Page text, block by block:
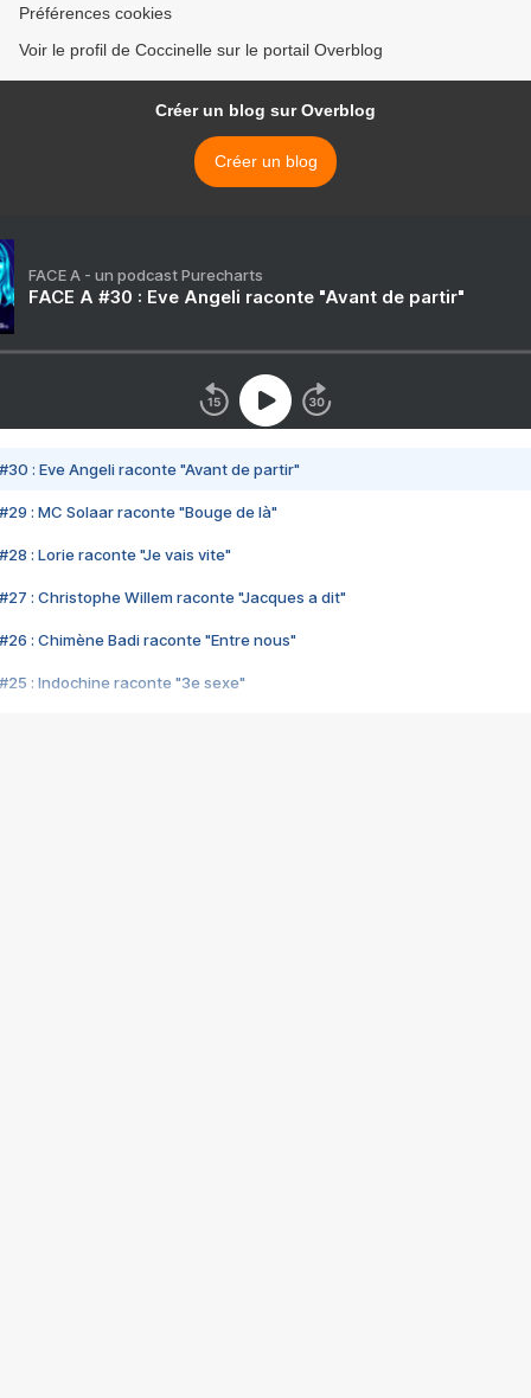
Préférences cookies
Voir le profil de Coccinelle sur le portail Overblog
Créer un blog sur Overblog
Créer un blog
FACE A - un podcast Purecharts
FACE A #30 : Eve Angeli raconte "Avant de partir"
#30 : Eve Angeli raconte "Avant de partir"
#29 : MC Solaar raconte "Bouge de là"
#28 : Lorie raconte "Je vais vite"
#27 : Christophe Willem raconte "Jacques a dit"
#26 : Chimène Badi raconte "Entre nous"
#25 : Indochine raconte "3e sexe"